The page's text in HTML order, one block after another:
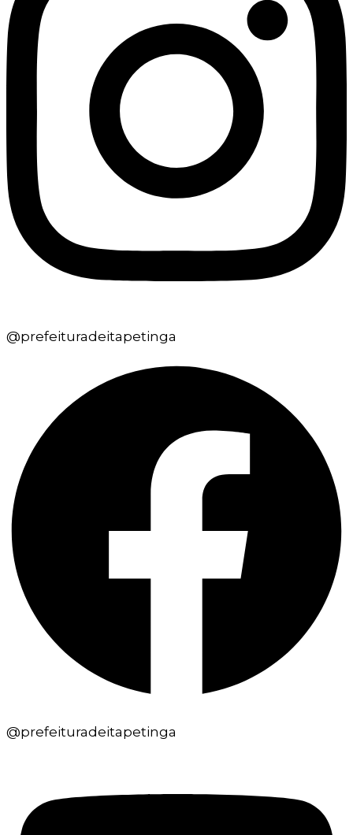
@prefeituradeitapetinga
@prefeituradeitapetinga